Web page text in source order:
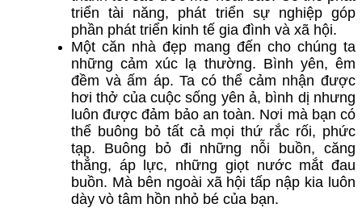
triển tài năng, phát triển sự nghiệp góp
phần phát triển kinh tế gia đình và xã hội.
Một căn nhà đẹp mang đến cho chúng ta
những cảm xúc lạ thường. Bình yên, êm
đềm và ấm áp. Ta có thể cảm nhận được
hơi thở của cuộc sống yên ả, bình dị nhưng
luôn được đảm bảo an toàn. Nơi mà bạn có
thể buông bỏ tất cả mọi thứ rắc rối, phức
tạp. Buông bỏ đi những nỗi buồn, căng
thẳng, áp lực, những giọt nước mắt đau
buồn. Mà bên ngoài xã hội tấp nập kia luôn
dày vò tâm hồn nhỏ bé của bạn.